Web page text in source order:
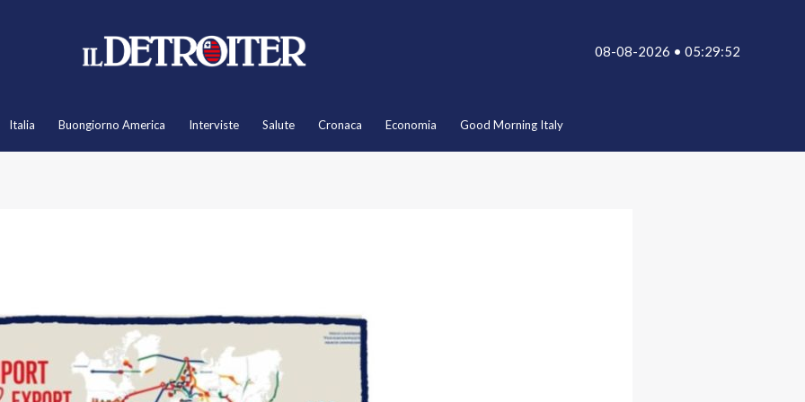
08-08-2026 • 05:29:52
Italia Buongiorno America Interviste Salute Cronaca Economia Good Morning Italy